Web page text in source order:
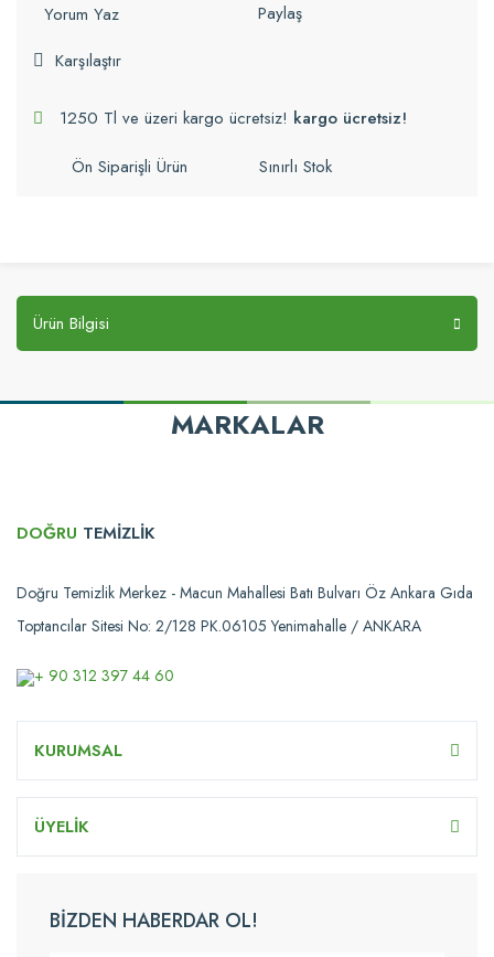
Yorum Yaz
Paylaş
Karşılaştır
1250 Tl ve üzeri kargo ücretsiz! kargo ücretsiz!
Ön Siparişli Ürün
Sınırlı Stok
Ürün Bilgisi
MARKALAR
DOĞRU TEMİZLİK
Doğru Temizlik Merkez - Macun Mahallesi Batı Bulvarı Öz Ankara Gıda
Toptancılar Sitesi No: 2/128 PK.06105 Yenimahalle / ANKARA
+ 90 312 397 44 60
KURUMSAL
ÜYELİK
BİZDEN HABERDAR OL!